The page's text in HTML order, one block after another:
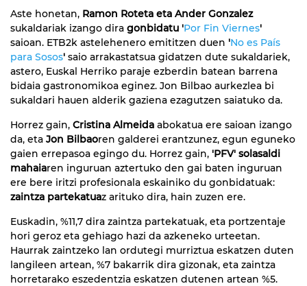
Aste honetan, Ramon Roteta eta Ander Gonzalez
sukaldariak izango dira gonbidatu 'Por Fin Viernes'
saioan. ETB2k astelehenero emititzen duen 'No es País
para Sosos' saio arrakastatsua gidatzen dute sukaldariek,
astero, Euskal Herriko paraje ezberdin batean barrena
bidaia gastronomikoa eginez. Jon Bilbao aurkezlea bi
sukaldari hauen alderik gaziena ezagutzen saiatuko da.
Horrez gain, Cristina Almeida abokatua ere saioan izango
da, eta Jon Bilbaoren galderei erantzunez, egun eguneko
gaien errepasoa egingo du. Horrez gain, 'PFV' solasaldi
mahaiaren inguruan aztertuko den gai baten inguruan
ere bere iritzi profesionala eskainiko du gonbidatuak:
zaintza partekatuaz arituko dira, hain zuzen ere.
Euskadin, %11,7 dira zaintza partekatuak, eta portzentaje
hori geroz eta gehiago hazi da azkeneko urteetan.
Haurrak zaintzeko lan ordutegi murriztua eskatzen duten
langileen artean, %7 bakarrik dira gizonak, eta zaintza
horretarako eszedentzia eskatzen dutenen artean %5.